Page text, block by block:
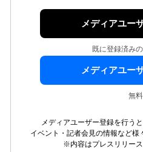
メディアユー
既に登録済み
メディアユー
無料
メディアユーザー登録を行う
イベント・記者会見の情報など様
※内容はプレスリリース